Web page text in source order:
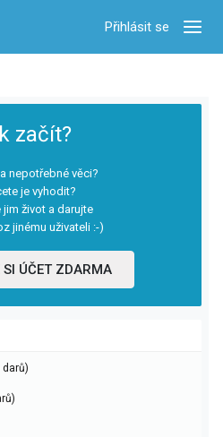
Přihlásit se
začít?
nepotřebné věci?
je vyhodit?
jim život a darujte
jinému uživateli :-)
SI ÚČET ZDARMA
darů)